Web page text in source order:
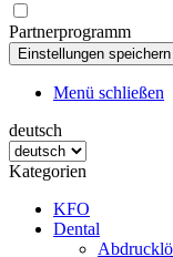
Partnerprogramm
Menü schließen
deutsch
Kategorien
KFO
Dental